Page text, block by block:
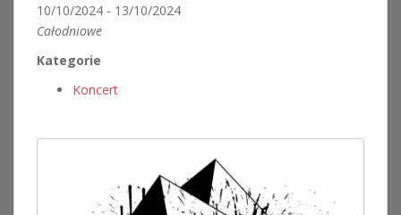
10/10/2024 - 13/10/2024
Całodniowe
Kategorie
Koncert